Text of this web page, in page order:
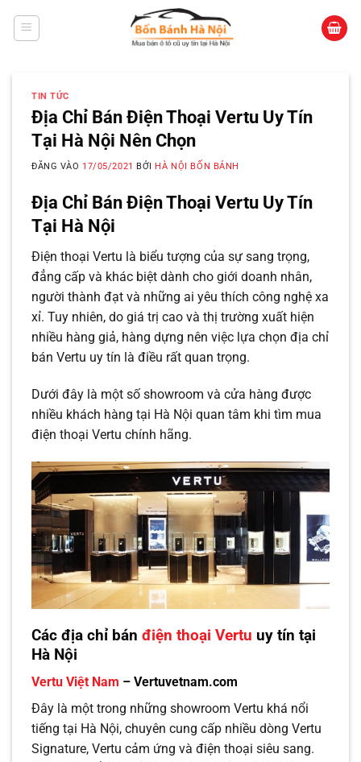
TIN TỨC
Địa Chỉ Bán Điện Thoại Vertu Uy Tín
Tại Hà Nội Nên Chọn
ĐĂNG VÀO 17/05/2021 BỞI HÀ NỘI BỐN BÁNH
Địa Chỉ Bán Điện Thoại Vertu Uy Tín
Tại Hà Nội
Điện thoại Vertu là biểu tượng của sự sang trọng,
đẳng cấp và khác biệt dành cho giới doanh nhân,
người thành đạt và những ai yêu thích công nghệ xa
xỉ. Tuy nhiên, do giá trị cao và thị trường xuất hiện
nhiều hàng giả, hàng dựng nên việc lựa chọn địa chỉ
bán Vertu uy tín là điều rất quan trọng.
Dưới đây là một số showroom và cửa hàng được
nhiều khách hàng tại Hà Nội quan tâm khi tìm mua
điện thoại Vertu chính hãng.
Các địa chỉ bán điện thoại Vertu uy tín tại
Hà Nội
Vertu Việt Nam – Vertuvetnam.com
Đây là một trong những showroom Vertu khá nổi
tiếng tại Hà Nội, chuyên cung cấp nhiều dòng Vertu
Signature, Vertu cảm ứng và điện thoại siêu sang.